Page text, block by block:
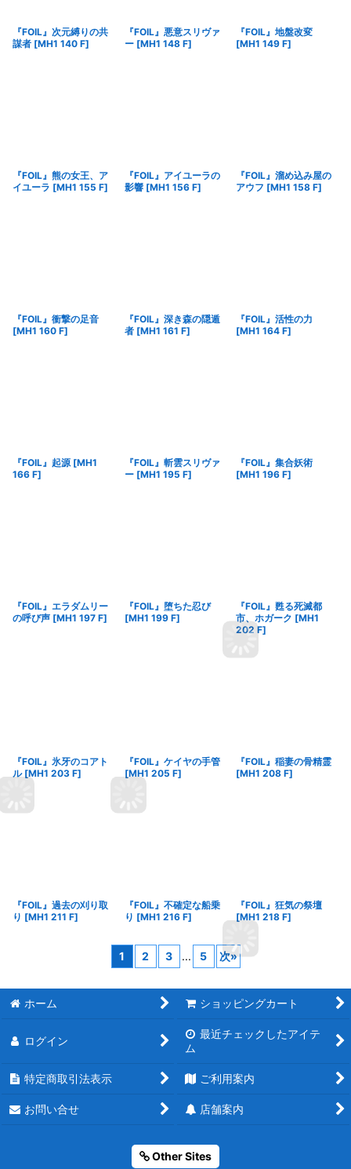
『FOIL』次元縛りの共
謀者 [MH1 140 F]
『FOIL』悪意スリヴァ
ー [MH1 148 F]
『FOIL』地盤改変
[MH1 149 F]
『FOIL』熊の女王、ア
イユーラ [MH1 155 F]
『FOIL』アイユーラの
影響 [MH1 156 F]
『FOIL』溜め込み屋の
アウフ [MH1 158 F]
『FOIL』衝撃の足音
[MH1 160 F]
『FOIL』深き森の隠遁
者 [MH1 161 F]
『FOIL』活性の力
[MH1 164 F]
『FOIL』起源 [MH1
166 F]
『FOIL』斬雲スリヴァ
ー [MH1 195 F]
『FOIL』集合妖術
[MH1 196 F]
『FOIL』エラダムリー
の呼び声 [MH1 197 F]
『FOIL』堕ちた忍び
[MH1 199 F]
『FOIL』甦る死滅都
市、ホガーク [MH1
202 F]
『FOIL』氷牙のコアト
ル [MH1 203 F]
『FOIL』ケイヤの手管
[MH1 205 F]
『FOIL』稲妻の骨精霊
[MH1 208 F]
『FOIL』過去の刈り取
り [MH1 211 F]
『FOIL』不確定な船乗
り [MH1 216 F]
『FOIL』狂気の祭壇
[MH1 218 F]
1 2 3 ... 5 次»
ホーム ショッピングカート
ログイン
最近チェックしたアイテ
ム
特定商取引法表示 ご利用案内
お問い合せ 店舗案内
Other Sites